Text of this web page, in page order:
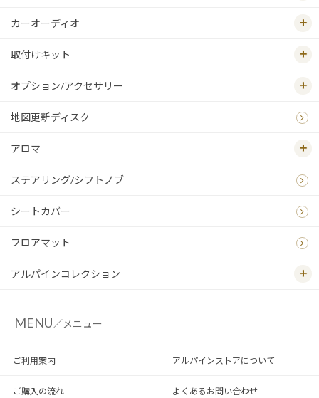
カーオーディオ
取付けキット
オプション/アクセサリー
地図更新ディスク
アロマ
ステアリング/シフトノブ
シートカバー
フロアマット
アルパインコレクション
MENU／メニュー
ご利用案内 アルパインストアについて
ご購入の流れ よくあるお問い合わせ